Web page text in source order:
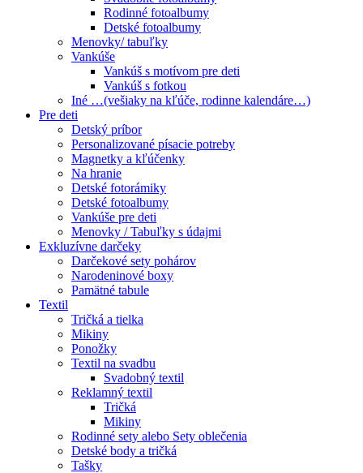
Rodinné fotoalbumy
Detské fotoalbumy
Menovky/ tabuľky
Vankúše
Vankúš s motívom pre deti
Vankúš s fotkou
Iné …(vešiaky na kľúče, rodinne kalendáre…)
Pre deti
Detský príbor
Personalizované písacie potreby
Magnetky a kľúčenky
Na hranie
Detské fotorámiky
Detské fotoalbumy
Vankúše pre deti
Menovky / Tabuľky s údajmi
Exkluzívne darčeky
Darčekové sety pohárov
Narodeninové boxy
Pamätné tabule
Textil
Tričká a tielka
Mikiny
Ponožky
Textil na svadbu
Svadobný textil
Reklamný textil
Tričká
Mikiny
Rodinné sety alebo Sety oblečenia
Detské body a tričká
Tašky